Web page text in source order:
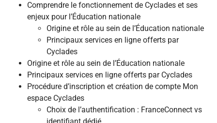
Comprendre le fonctionnement de Cyclades et ses
enjeux pour l’Éducation nationale
Origine et rôle au sein de l’Éducation nationale
Principaux services en ligne offerts par
Cyclades
Origine et rôle au sein de l’Éducation nationale
Principaux services en ligne offerts par Cyclades
Procédure d’inscription et création de compte Mon
espace Cyclades
Choix de l’authentification : FranceConnect vs